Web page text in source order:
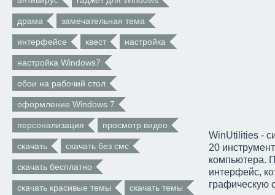
драма замечательная тема
интерфейсе квест настройка
настройка Windows7
обои на рабочий стол
оформление Windows 7
персонализация просмотр видео
скачать скачать без смс
скачать бесплатно
скачать красивые темы скачать темы
WinUtilities -
20
компьютера.
интерфейс,
графическую